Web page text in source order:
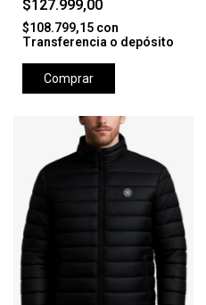
$127.999,00
$108.799,15 con
Transferencia o depósito
Comprar